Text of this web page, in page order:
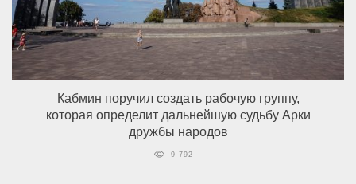
Кабмин поручил создать рабочую группу,
которая определит дальнейшую судьбу Арки
дружбы народов
9 792